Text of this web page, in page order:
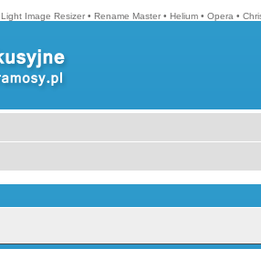
Light Image Resizer • Rename Master • Helium • Opera •